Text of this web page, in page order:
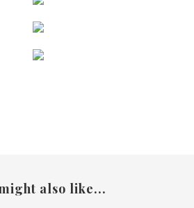
also like...